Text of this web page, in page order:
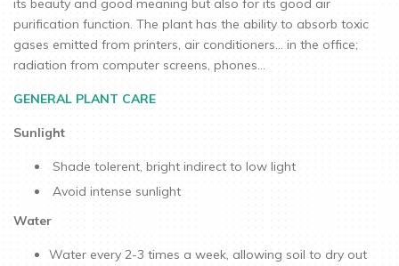
purification function. The plant has the ability to absorb toxic
gases emitted from printers, air conditioners... in the office;
radiation from computer screens, phones...
GENERAL PLANT CARE
Sunlight
Shade tolerent, bright indirect to low light
Avoid intense sunlight
Water
Water every 2-3 times a week, allowing soil to dry out